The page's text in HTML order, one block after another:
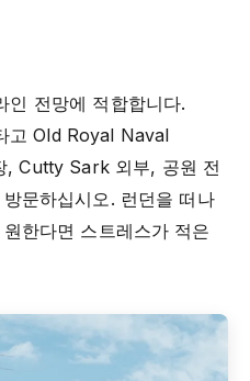
인 전망에 적합합니다.
고 Old Royal Naval
, Cutty Sark 외부, 공원 전
문하십시오. 런던을 떠나
한다면 스트레스가 적은